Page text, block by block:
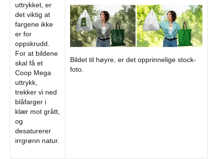
uttrykket, er
det viktig at
fargene ikke
er for
oppskrudd.
For at bildene
skal få et
Coop Mega
uttrykk,
trekker vi ned
blåfarger i
klær mot grått,
og
desaturerer
irrgrønn natur.
Bildet til høyre, er det opprinnelige stock-
foto.